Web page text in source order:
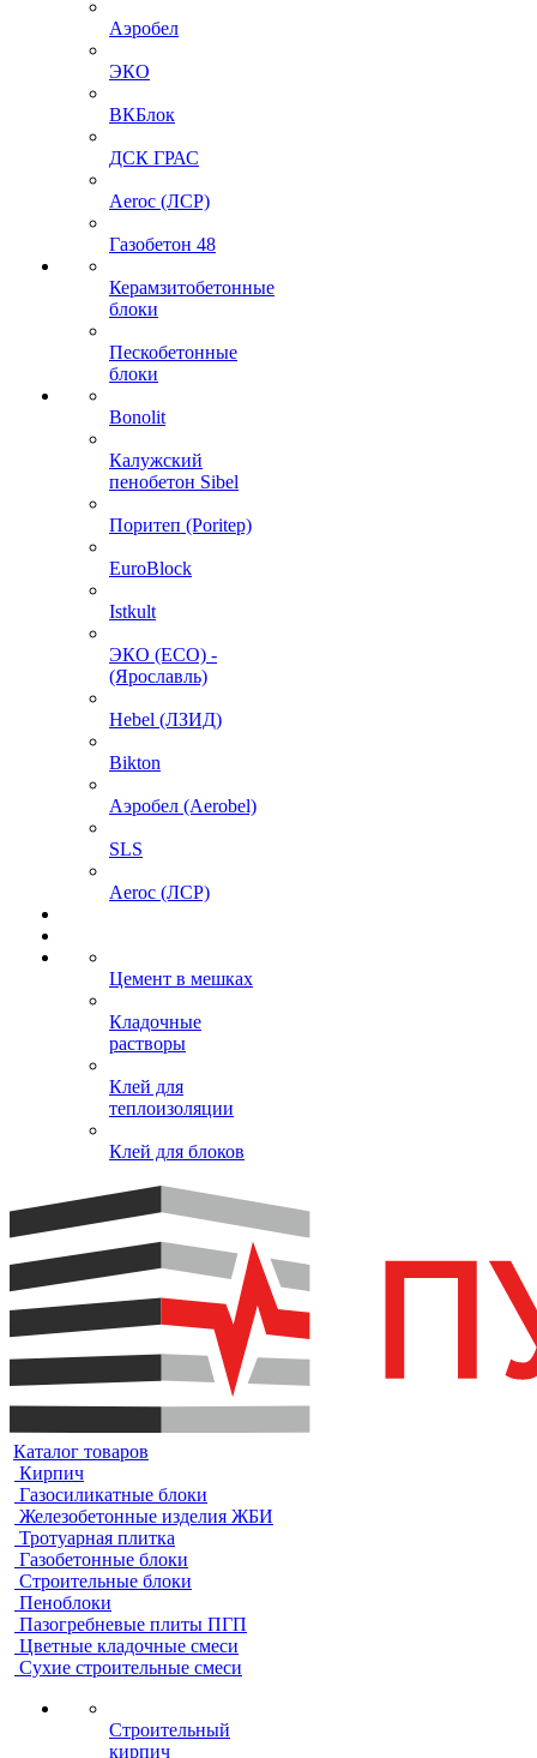
Аэробел
ЭКО
ВКБлок
ДСК ГРАС
Aeroc (ЛСР)
Газобетон 48
Керамзитобетонные
блоки
Пескобетонные
блоки
Bonolit
Калужский
пенобетон Sibel
Поритеп (Poritep)
EuroBlock
Istkult
ЭКО (ECO) -
(Ярославль)
Hebel (ЛЗИД)
Bikton
Аэробел (Aerobel)
SLS
Aeroc (ЛСР)
Цемент в мешках
Кладочные
растворы
Клей для
теплоизоляции
Клей для блоков
Каталог товаров
Кирпич
Газосиликатные блоки
Железобетонные изделия ЖБИ
Тротуарная плитка
Газобетонные блоки
Строительные блоки
Пеноблоки
Пазогребневые плиты ПГП
Цветные кладочные смеси
Сухие строительные смеси
Строительный
кирпич